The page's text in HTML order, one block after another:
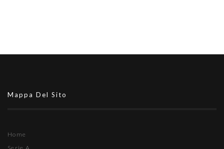
Mappa Del Sito
Home